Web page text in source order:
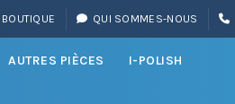
BOUTIQUE QUI SOMMES-NOUS
AUTRES PIÈCES I-POLISH